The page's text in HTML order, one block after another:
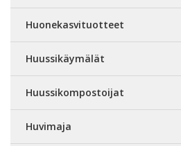
Huonekasvituotteet
Huussikäymälät
Huussikompostoijat
Huvimaja